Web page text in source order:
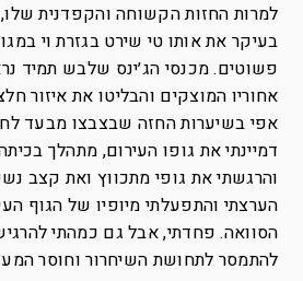
למרות החזות הקשוחה והקפדנית
בעיקר את אותו טי שירט בגזרת וי
פשוטים. מכנסי הג׳ינס שלבש תמיד
אחוריו המוצקים והבליטו את איזור
אפי בשיערות החזה שבצבצו מבעד
דמיינתי את גופו העירום, מתהלך
והרגשתי את גופי מתכווץ ואת קצב
הערצתי והתפעלתי מיופיו של הגוף
הסוואה. פחדתי, אבל גם כמהתי
להתמסר לתחושת השיחרור וחוסר